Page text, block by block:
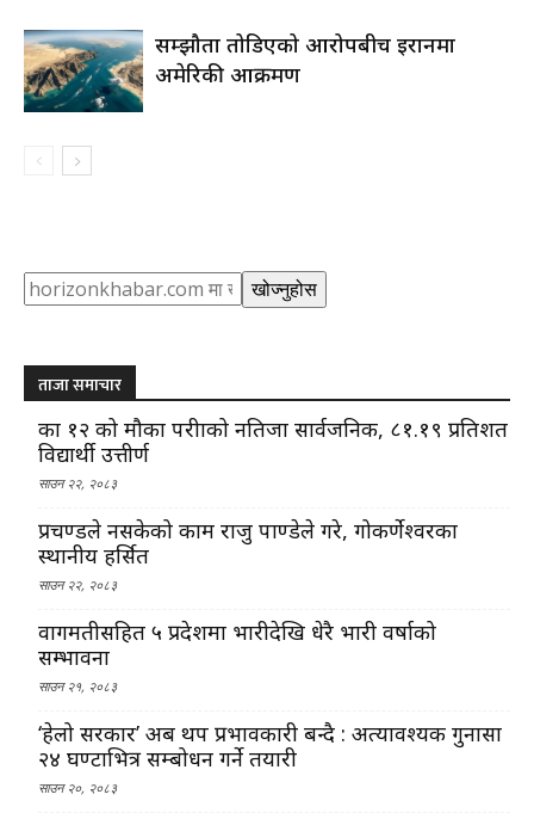
सम्झौता तोडिएको आरोपबीच इरानमा
अमेरिकी आक्रमण
Search खोज्नुहोस
ताजा समाचार
कक्षा १२ को मौका परीक्षाको नतिजा सार्वजनिक, ८१.१९ प्रतिशत
विद्यार्थी उत्तीर्ण
साउन २२, २०८३
प्रचण्डले नसकेको काम राजु पाण्डेले गरे, गोकर्णेश्वरका
स्थानीय हर्सित
साउन २२, २०८३
वागमतीसहित ५ प्रदेशमा भारीदेखि धेरै भारी वर्षाको
सम्भावना
साउन २१, २०८३
‘हेलो सरकार’ अब थप प्रभावकारी बन्दै : अत्यावश्यक गुनासा
२४ घण्टाभित्र सम्बोधन गर्ने तयारी
साउन २०, २०८३